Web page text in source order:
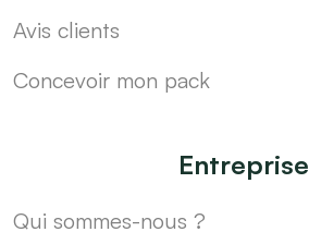
Avis clients
Concevoir mon pack
Entreprise
Qui sommes-nous ?